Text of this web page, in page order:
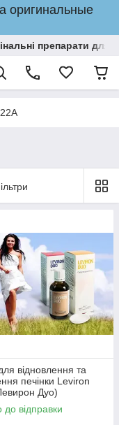
оригинальные
препарати для
відновлення та
печінки Leviron
Дуо)
до відправки